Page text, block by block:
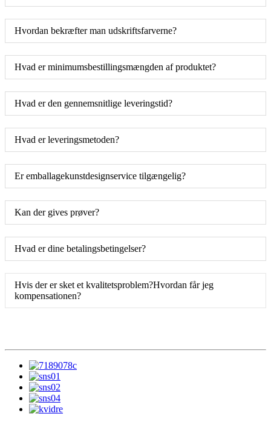
Hvordan bekræfter man udskriftsfarverne?
Hvad er minimumsbestillingsmængden af ​​produktet?
Hvad er den gennemsnitlige leveringstid?
Hvad er leveringsmetoden?
Er emballagekunstdesignservice tilgængelig?
Kan der gives prøver?
Hvad er dine betalingsbetingelser?
Hvis der er sket et kvalitetsproblem?Hvordan får jeg
kompensationen?